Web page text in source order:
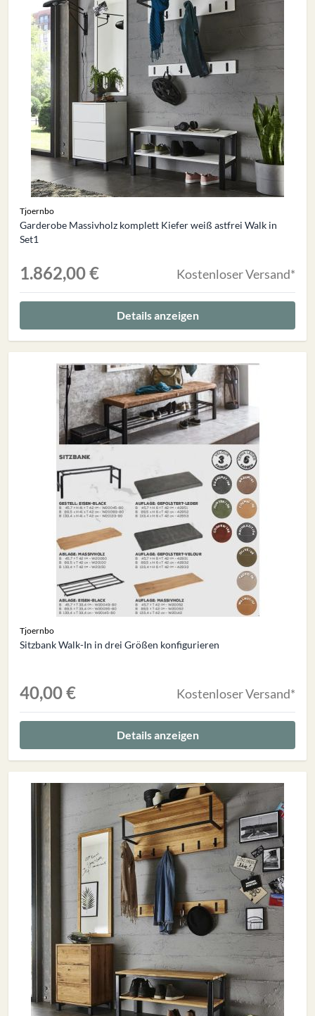
Tjoernbo
Garderobe Massivholz komplett Kiefer weiß astfrei Walk in
Set1
1.862,00 € Kostenloser Versand*
Details anzeigen
Tjoernbo
Sitzbank Walk-In in drei Größen konfigurieren
40,00 € Kostenloser Versand*
Details anzeigen